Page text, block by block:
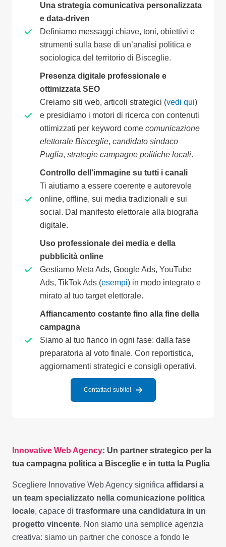
Una strategia comunicativa personalizzata
e data-driven
Definiamo messaggi chiave, toni, obiettivi e
strumenti sulla base di un’analisi politica e
sociologica del territorio di Bisceglie.
Presenza digitale professionale e
ottimizzata SEO
Creiamo siti web, articoli strategici (vedi qui)
e presidiamo i motori di ricerca con contenuti
ottimizzati per keyword come comunicazione
elettorale Bisceglie, candidato sindaco
Puglia, strategie campagne politiche locali.
Controllo dell’immagine su tutti i canali
Ti aiutiamo a essere coerente e autorevole
online, offline, sui media tradizionali e sui
social. Dal manifesto elettorale alla biografia
digitale.
Uso professionale dei media e della
pubblicità online
Gestiamo Meta Ads, Google Ads, YouTube
Ads, TikTok Ads (esempi) in modo integrato e
mirato al tuo target elettorale.
Affiancamento costante fino alla fine della
campagna
Siamo al tuo fianco in ogni fase: dalla fase
preparatoria al voto finale. Con reportistica,
aggiornamenti strategici e consigli operativi.
Contattaci subito!
Innovative Web Agency: Un partner strategico per la
tua campagna politica a Bisceglie e in tutta la Puglia
Scegliere Innovative Web Agency significa affidarsi a
un team specializzato nella comunicazione politica
locale, capace di trasformare una candidatura in un
progetto vincente. Non siamo una semplice agenzia
creativa: siamo un partner che conosce a fondo le